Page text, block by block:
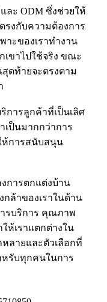
ละ ODM ซึ่งช่วยให้
รงกับความต้องการ
าะของเราทำงาน
ขาไปใช้จริง ขณะ
ดท้ายจะตรงตาม
ริการลูกค้าที่เป็นเลิศ
เป็นมากกว่าการ
ห้การสนับสนุน
งการตกแต่งบ้าน
ล้าของเราในด้าน
รบริการ คุณภาพ
ห้เราแตกต่างใน
ลายและตัวเลือกที่
หรับทุกคนในการ